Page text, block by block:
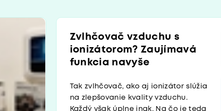
Zvlhčovač vzduchu s
ionizátorom? Zaujímavá
funkcia navyše
Tak zvlhčovač, ako aj ionizátor slúžia
na zlepšovanie kvality vzduchu.
Každý však úplne inak. Na čo je teda